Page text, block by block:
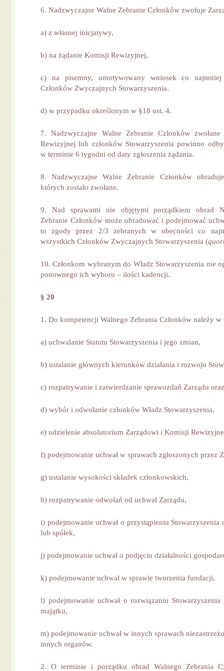
6. Nadzwyczajne Walne Zebranie Członków zwołuje
a) z własnej inicjatywy,
b) na żądanie Komisji Rewizyjnej,
c) na pisemny, umotywowany wniosek co
Członków Zwyczajnych Stowarzyszenia.
d) w przypadku określonym w §18 ust. 4.
7. Nadzwyczajne Walne Zebranie Członków
Rewizyjnej lub członków Stowarzyszenia powinno
w terminie 6 tygodni od daty zgłoszenia żądania.
8. Nadzwyczajne Walne Zebranie Członków
których zostało zwołane.
9. Nad sprawami nie objętymi porządkiem obrad
Zebranie Członków może obradować i podejmować
to zgody przez 2/3 zebranych w obecności co
wszystkich Członków Zwyczajnych Stowarzyszenia (
10. Członkom wybranym do Władz Stowarzyszenia nie
ponownego ich wyboru – ilości kadencji.
§ 20
1. Do kompetencji Walnego Zebrania Członków należy w
a) uchwalanie Statutu Stowarzyszenia i jego zmian,
b) ustalanie głównych kierunków działania i rozwoju
c) rozpatrywanie i zatwierdzanie sprawozdań Zarządu
d) wybór i odwołanie członków Władz Stowarzyszenia,
e) udzielenie absolutorium Zarządowi i Komisji
f) podejmowanie uchwał w sprawach zgłoszonych przez
g) ustalanie wysokości składek członkowskich,
h) rozpatrywanie odwołań od uchwał Zarządu,
i) podejmowanie uchwał o przystąpieniu
lub spółek,
j) podejmowanie uchwał o podjęciu działalności
k) podejmowanie uchwał w sprawie tworzenia fundacji,
l) podejmowanie uchwał o rozwiązaniu
majątku,
m) podejmowanie uchwał w innych sprawach
innych organów.
2. O terminie i porządku obrad Walnego Zebrania